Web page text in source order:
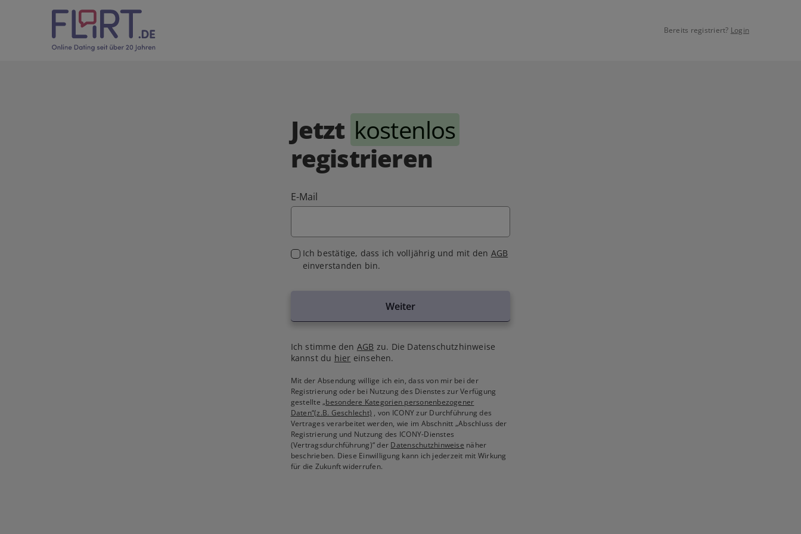
Bereits registriert? Login
Jetzt kostenlos
registrieren
E-Mail
Ich bestätige, dass ich volljährig und mit den AGB
einverstanden bin.
Weiter
Ich stimme den AGB zu. Die Datenschutzhinweise
kannst du hier einsehen.
Mit der Absendung willige ich ein, dass von mir bei der
Registrierung oder bei Nutzung des Dienstes zur Verfügung
gestellte„besondere Kategorien personenbezogener
Daten“(z.B. Geschlecht) , von ICONY zur Durchführung des
Vertrages verarbeitet werden, wie im Abschnitt „Abschluss der
Registrierung und Nutzung des ICONY-Dienstes
(Vertragsdurchführung)“ der Datenschutzhinweise näher
beschrieben. Diese Einwilligung kann ich jederzeit mit Wirkung
für die Zukunft widerrufen.